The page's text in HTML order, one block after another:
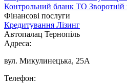
Контрольний бланк ТО Зворотній
Фінансові послуги
Кредитування Лізинг
Автопалац Тернопіль
Адреса:
вул. Микулинецька, 25А
Телефон: